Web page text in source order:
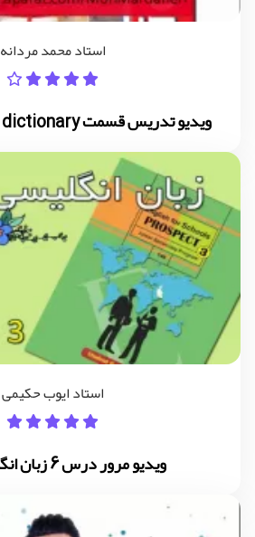
استاد محمد مردانه
ویدیو تدریس قسمت photo dictionary آخر کتاب
استاد ایوب حکیمی
ویدیو مرور درس 6 زبان انگلیسی نهم